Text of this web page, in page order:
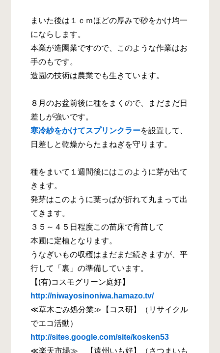
まいた後は１ｃｍほどの厚みで砂をかけ均一
にならします。
本業が造園業ですので、このような作業はお
手のもです。
造園の技術は農業でも生きています。
８月のお盆前後に種をまくので、まだまだ日
差しが強いです。
寒冷紗をかけてスプリンクラーを設置して、
日差しと乾燥からたまねぎを守ります。
種をまいて１週間後にはこのように芽が出て
きます。
発芽はこのように葉っぱが折れて丸まって出
てきます。
３５～４５日程度この苗床で育苗して
本圃に定植となります。
うなぎいもの収穫はまだまだ続きますが、平
行して「裏」の準備しています。
【(有)コスモグリーン庭好】
http://niwayosinoniwa.hamazo.tv/
≪草木ごみ処分業≫【コス研】（リサイクル
でエコ活動）
http://sites.google.com/site/kosken53
≪楽天市場≫ 【遠州いも好】（さつまいも